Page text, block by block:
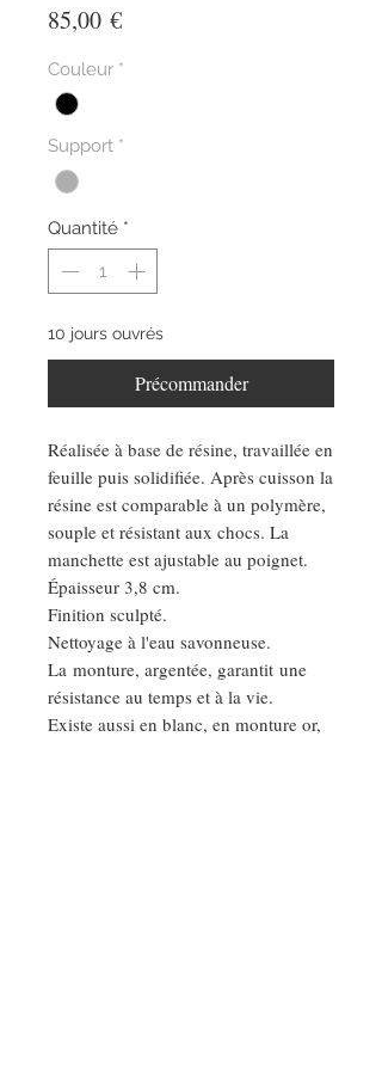
85,00 €Prix
Couleur *
Support *
Quantité *
10 jours ouvrés
Précommander
Réalisée à base de résine, travaillée en
feuille puis solidifiée. Après cuisson la
résine est comparable à un polymère,
souple et résistant aux chocs. La
manchette est ajustable au poignet.
Épaisseur 3,8 cm.
Finition sculpté.
Nettoyage à l'eau savonneuse.
La monture, argentée, garantit une
résistance au temps et à la vie.
Existe aussi en blanc, en monture or,